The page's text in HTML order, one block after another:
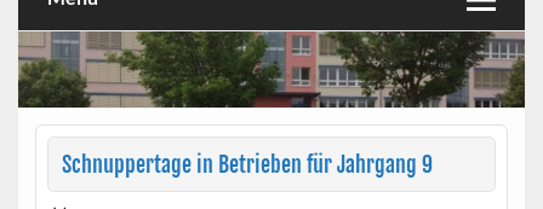
Schnuppertage in Betrieben für Jahrgang 9